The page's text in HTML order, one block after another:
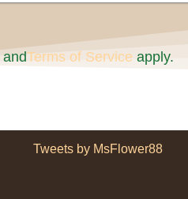
andTerms of Service apply.
Tweets by MsFlower88